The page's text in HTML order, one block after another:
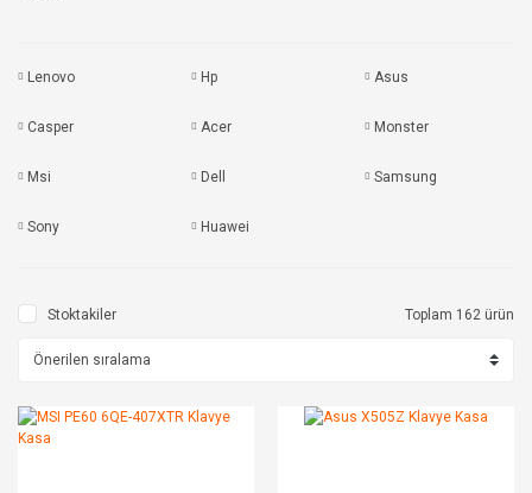
Lenovo Hp Asus
Casper Acer Monster
Msi Dell Samsung
Sony Huawei
Stoktakiler Toplam 162 ürün